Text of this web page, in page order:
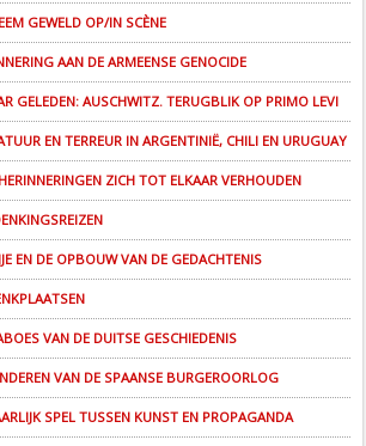
GEWELD OP/IN SCÈNE
AAN DE ARMEENSE GENOCIDE
GELEDEN: AUSCHWITZ. TERUGBLIK OP PRIMO LEVI
EN TERREUR IN ARGENTINIË, CHILI EN URUGUAY
ZICH TOT ELKAAR VERHOUDEN
EN DE OPBOUW VAN DE GEDACHTENIS
VAN DE DUITSE GESCHIEDENIS
VAN DE SPAANSE BURGEROORLOG
SPEL TUSSEN KUNST EN PROPAGANDA